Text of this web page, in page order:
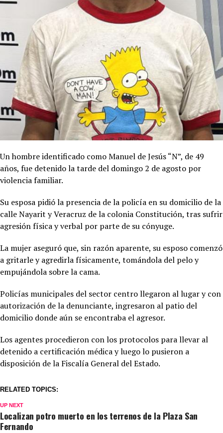
Un hombre identificado como Manuel de Jesús “N”, de 49
años, fue detenido la tarde del domingo 2 de agosto por
violencia familiar.
Su esposa pidió la presencia de la policía en su domicilio de la
calle Nayarit y Veracruz de la colonia Constitución, tras sufrir
agresión física y verbal por parte de su cónyuge.
La mujer aseguró que, sin razón aparente, su esposo comenzó
a gritarle y agredirla físicamente, tomándola del pelo y
empujándola sobre la cama.
Policías municipales del sector centro llegaron al lugar y con
autorización de la denunciante, ingresaron al patio del
domicilio donde aún se encontraba el agresor.
Los agentes procedieron con los protocolos para llevar al
detenido a certificación médica y luego lo pusieron a
disposición de la Fiscalía General del Estado.
RELATED TOPICS:
UP NEXT
Localizan potro muerto en los terrenos de la Plaza San
Fernando